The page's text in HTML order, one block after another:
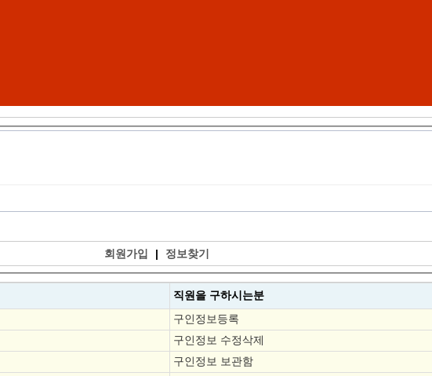
회원가입 | 정보찾기
직원을 구하시는분
구인정보등록
구인정보 수정삭제
구인정보 보관함